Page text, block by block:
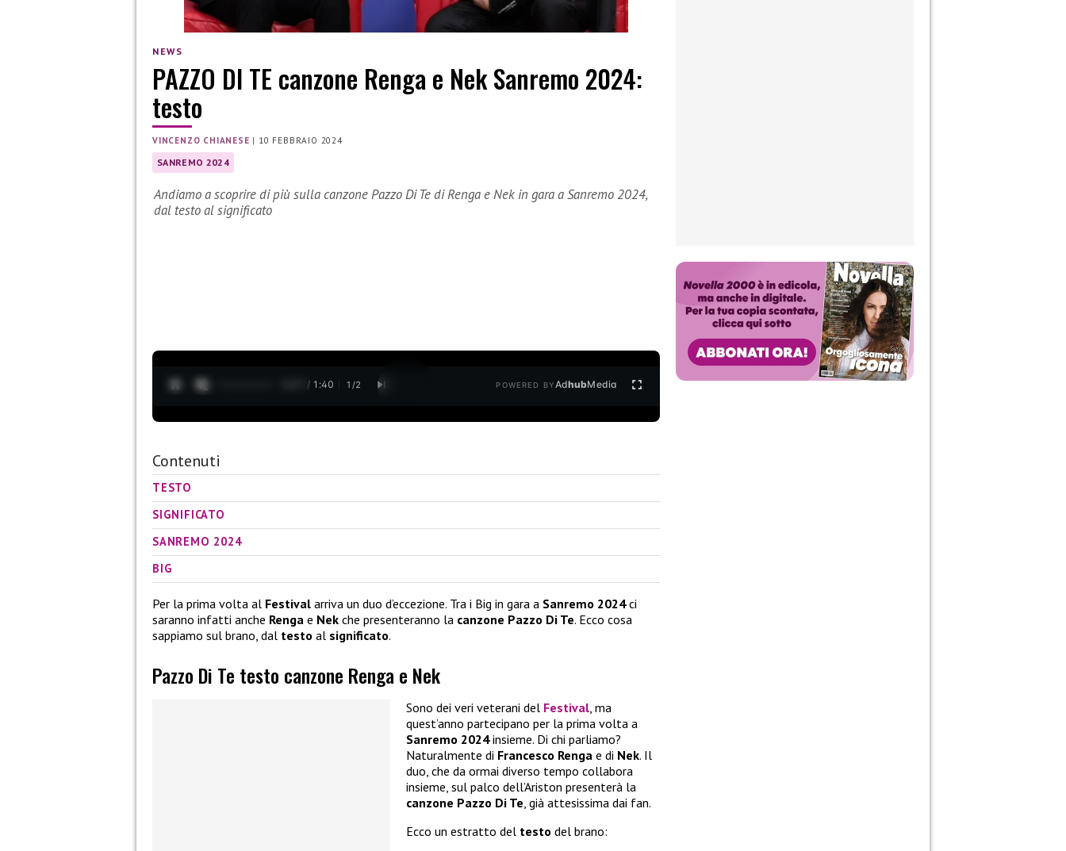
NEWS
PAZZO DI TE canzone Renga e Nek Sanremo 2024:
testo
VINCENZO CHIANESE | 10 FEBBRAIO 2024
SANREMO 2024
Andiamo a scoprire di più sulla canzone Pazzo Di Te di Renga e Nek in gara a Sanremo 2024,
dal testo al significato
0:28 / 1:40 1 /2 POWERED BYAdhubMedia
Contenuti
TESTO
SIGNIFICATO
SANREMO 2024
BIG
Per la prima volta al Festival arriva un duo d’eccezione. Tra i Big in gara a Sanremo 2024ci
saranno infatti anche Renga e Nek che presenteranno la canzone Pazzo Di Te. Ecco cosa
sappiamo sul brano, dal testo al significato.
Pazzo Di Te testo canzone Renga e Nek
Sono dei veri veterani del Festival, ma
quest’anno partecipano per la prima volta a
Sanremo 2024insieme. Di chi parliamo?
Naturalmente di Francesco Renga e di Nek. Il
duo, che da ormai diverso tempo collabora
insieme, sul palco dell’Ariston presenterà la
canzone Pazzo Di Te, già attesissima dai fan.
Ecco un estratto del testo del brano: